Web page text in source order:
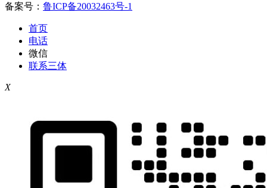
备案号： 鲁ICP备20032463号-1
首页
电话
微信
联系三体
X